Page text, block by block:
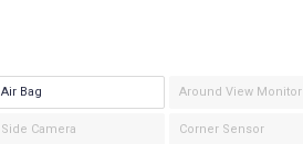
Air Bag Around View Monitor
Side Camera Corner Sensor